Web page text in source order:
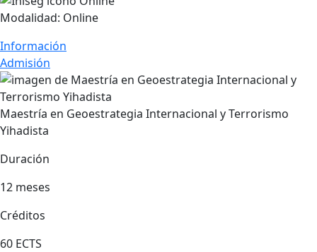
Modalidad: Online
Información
Admisión
Maestría en Geoestrategia Internacional y Terrorismo
Yihadista
Duración
12 meses
Créditos
60 ECTS